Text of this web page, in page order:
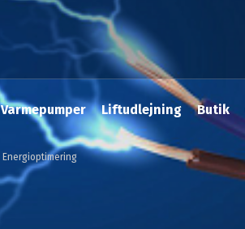
Varmepumper Liftudlejning Butik
Energioptimering